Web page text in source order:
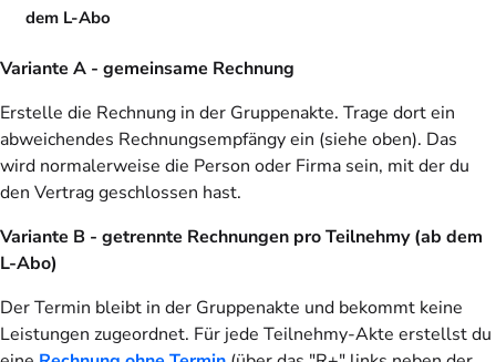
dem L-Abo
Variante A - gemeinsame Rechnung
Erstelle die Rechnung in der Gruppenakte. Trage dort ein
abweichendes Rechnungsempfängy ein (siehe oben). Das
wird normalerweise die Person oder Firma sein, mit der du
den Vertrag geschlossen hast.
Variante B - getrennte Rechnungen pro Teilnehmy (ab dem
L-Abo)
Der Termin bleibt in der Gruppenakte und bekommt keine
Leistungen zugeordnet. Für jede Teilnehmy-Akte erstellst du